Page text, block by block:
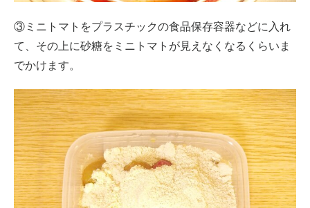
③ミニトマトをプラスチックの食品保存容器などに入れ
て、その上に砂糖をミニトマトが見えなくなるくらいま
でかけます。